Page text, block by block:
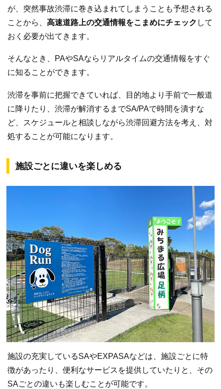
が、突然事故渋滞に巻き込まれてしまうことも予想される
ことから、 高速道路上の交通情報をこまめにチェック して
おく必要が出てきます。
そんなとき、PAやSAならリアルタイムの交通情報をすぐ
に知ることができます。
渋滞を事前に把握できていれば、目的地より手前で一般道
に降りたり、渋滞が解消するまでSA/PAで時間を潰すな
ど、スケジュールと相談しながら渋滞回避方法を考え、対
処することが可能になります。
施設ごとに違いを楽しめる
施設の充実しているSAやEXPASAなどは、施設ごとに特
徴があったり、便利なサービスを提供していたりと、その
SAごとの違いも楽しむことが可能です。